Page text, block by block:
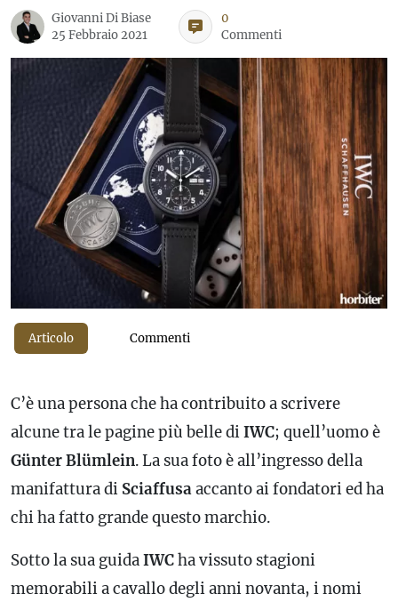
Giovanni Di Biase
25 Febbraio 2021
0
Commenti
Articolo Commenti
C’è una persona che ha contribuito a scrivere
alcune tra le pagine più belle diIWC; quell’uomo è
Günter Blümlein. La sua foto è all’ingresso della
manifattura di Sciaffusaaccanto ai fondatori ed ha
chi ha fatto grande questo marchio.
Sotto la sua guidaIWCha vissuto stagioni
memorabili a cavallo degli anni novanta, i nomi